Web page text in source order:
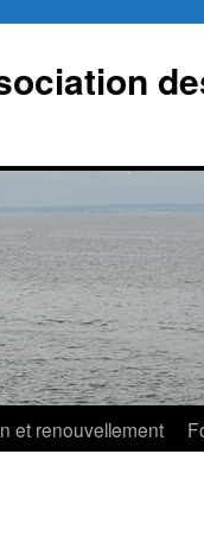
et renouvellement